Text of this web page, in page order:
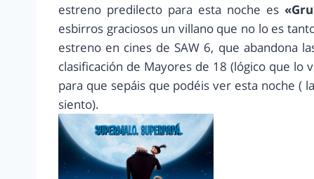
estreno predilecto para esta noche es
esbirros graciosos un villano que no lo es
estreno en cines de SAW 6, que abandona
clasificación de Mayores de 18 (lógico que lo
para que sepáis que podéis ver esta noche (
siento).